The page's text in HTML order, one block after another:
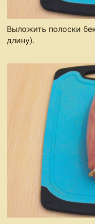
Выложить полоски
длину).